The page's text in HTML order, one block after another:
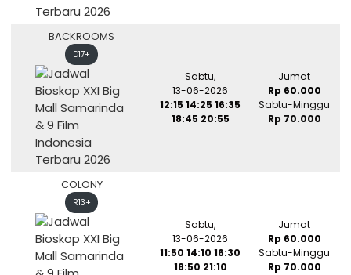
BACKROOMS
D17+
Sabtu,
13-06-2026
12:15 14:25 16:35
18:45 20:55
Jumat
Rp 60.000
Sabtu-Minggu
Rp 70.000
COLONY
R13+
Sabtu,
13-06-2026
11:50 14:10 16:30
18:50 21:10
Jumat
Rp 60.000
Sabtu-Minggu
Rp 70.000